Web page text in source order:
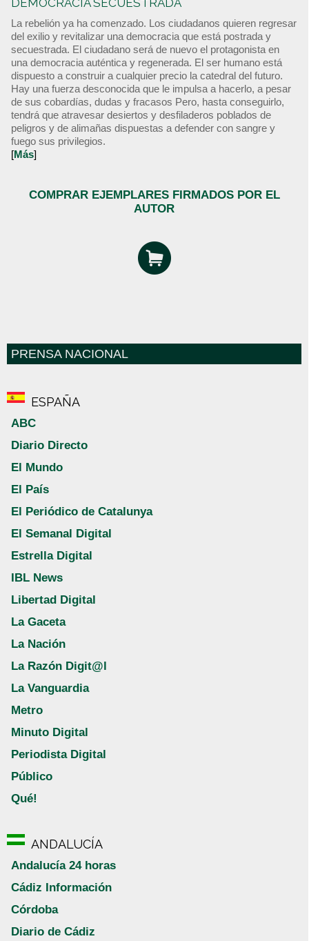
DEMOCRACIA SECUESTRADA
La rebelión ya ha comenzado. Los ciudadanos quieren regresar
del exilio y revitalizar una democracia que está postrada y
secuestrada. El ciudadano será de nuevo el protagonista en
una democracia auténtica y regenerada. El ser humano está
dispuesto a construir a cualquier precio la catedral del futuro.
Hay una fuerza desconocida que le impulsa a hacerlo, a pesar
de sus cobardías, dudas y fracasos Pero, hasta conseguirlo,
tendrá que atravesar desiertos y desfiladeros poblados de
peligros y de alimañas dispuestas a defender con sangre y
fuego sus privilegios.
[Más]
COMPRAR EJEMPLARES FIRMADOS POR EL
AUTOR
PRENSA NACIONAL
ESPAÑA
ABC
Diario Directo
El Mundo
El País
El Periódico de Catalunya
El Semanal Digital
Estrella Digital
IBL News
Libertad Digital
La Gaceta
La Nación
La Razón Digit@l
La Vanguardia
Metro
Minuto Digital
Periodista Digital
Público
Qué!
ANDALUCÍA
Andalucía 24 horas
Cádiz Información
Córdoba
Diario de Cádiz